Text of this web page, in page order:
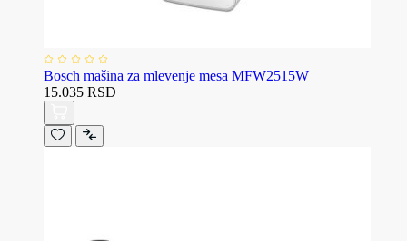
Bosch mašina za mlevenje mesa MFW2515W
15.035 RSD